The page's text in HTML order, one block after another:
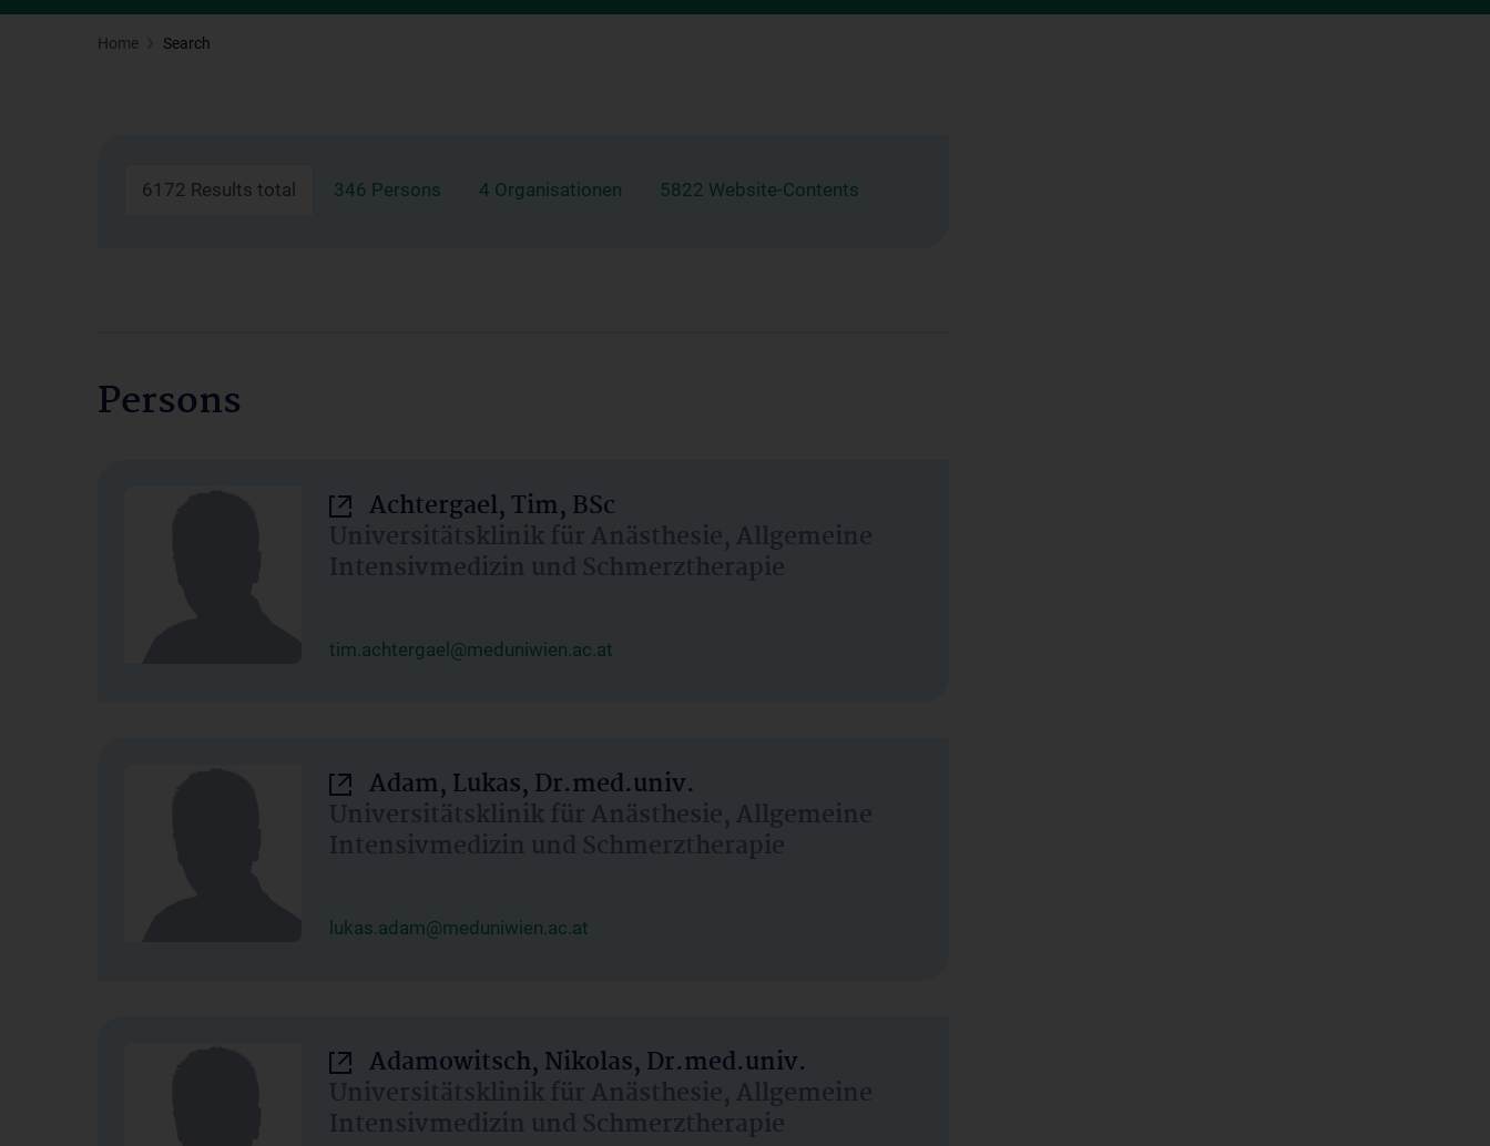
Home Search
6172 Results total 346 Persons 4 Organisationen 5822 Website-Contents
Persons
Achtergael, Tim, BSc
Universitätsklinik für Anästhesie, Allgemeine
Intensivmedizin und Schmerztherapie
tim.achtergael@meduniwien.ac.at
Adam, Lukas, Dr.med.univ.
Universitätsklinik für Anästhesie, Allgemeine
Intensivmedizin und Schmerztherapie
lukas.adam@meduniwien.ac.at
Adamowitsch, Nikolas, Dr.med.univ.
Universitätsklinik für Anästhesie, Allgemeine
Intensivmedizin und Schmerztherapie